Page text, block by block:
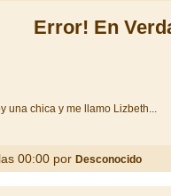
Error! En
una chica y me llamo Lizbeth...
00:00 por Desconocido